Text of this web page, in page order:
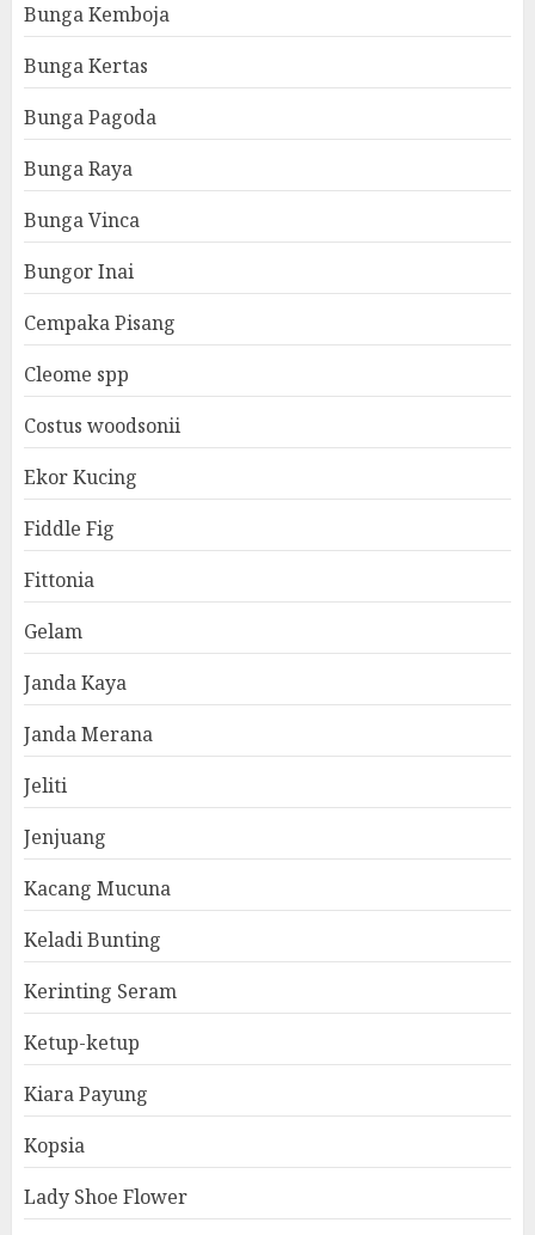
Bunga Kemboja
Bunga Kertas
Bunga Pagoda
Bunga Raya
Bunga Vinca
Bungor Inai
Cempaka Pisang
Cleome spp
Costus woodsonii
Ekor Kucing
Fiddle Fig
Fittonia
Gelam
Janda Kaya
Janda Merana
Jeliti
Jenjuang
Kacang Mucuna
Keladi Bunting
Kerinting Seram
Ketup-ketup
Kiara Payung
Kopsia
Lady Shoe Flower